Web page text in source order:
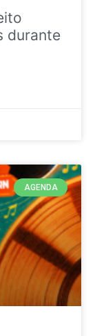
durante
AGENDA